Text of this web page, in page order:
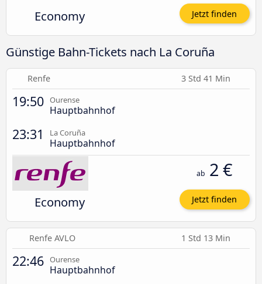
Economy Jetzt finden
Günstige Bahn-Tickets nach La Coruña
Renfe 3 Std 41 Min
19:50 Ourense
Hauptbahnhof
23:31 La Coruña
Hauptbahnhof
Economy
ab 2 €
Jetzt finden
Renfe AVLO 1 Std 13 Min
22:46 Ourense
Hauptbahnhof